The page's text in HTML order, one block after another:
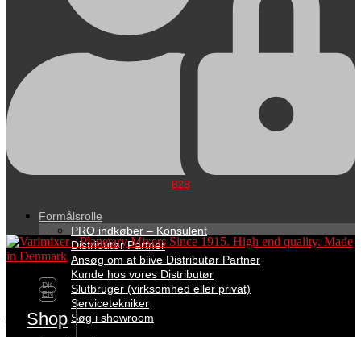
B2B
Formålsrolle
PRO indkøber – Konsulent
Distributør Partner
Ansøg om at blive Distributør Partner
Kunde hos vores Distributør
Slutbruger (virksomhed eller privat)
Servicetekniker
Søg i showroom
DK
EN
Shop